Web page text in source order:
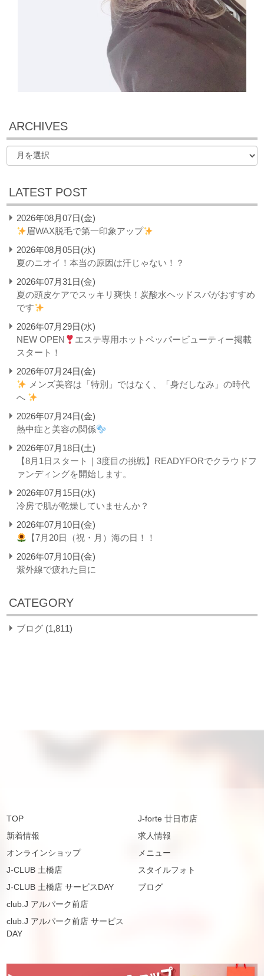
ARCHIVES
LATEST POST
2026年08月07日(金)
眉WAX脱毛で第一印象アップ
2026年08月05日(水)
夏のニオイ！本当の原因は汗じゃない！？
2026年07月31日(金)
夏の頭皮ケアでスッキリ爽快！炭酸水ヘッドスパがおすすめ
です
2026年07月29日(水)
NEW OPEN
エステ専用ホットペッパービューティー掲載
スタート！
2026年07月24日(金)
メンズ美容は「特別」ではなく、「身だしなみ」の時代
へ
2026年07月24日(金)
熱中症と美容の関係
2026年07月18日(土)
【8月1日スタート｜3度目の挑戦】READYFORでクラウドフ
ァンディングを開始します。
2026年07月15日(水)
冷房で肌が乾燥していませんか？
2026年07月10日(金)
【7月20日（祝・月）海の日！！
2026年07月10日(金)
紫外線で疲れた目に
CATEGORY
ブログ (1,811)
TOP
新着情報
オンラインショップ
J-CLUB 土橋店
J-CLUB 土橋店 サービスDAY
club.J アルパーク前店
club.J アルパーク前店 サービス
DAY
J-forte 廿日市店
求人情報
メニュー
スタイルフォト
ブログ